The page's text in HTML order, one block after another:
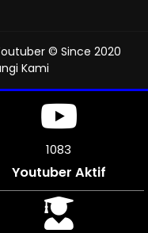
© Since 2020
Kami
1236
Youtuber Aktif